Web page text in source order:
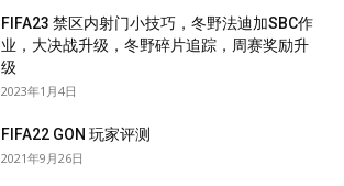
FIFA23 禁区内射门小技巧，冬野法迪加SBC作
业，大决战升级，冬野碎片追踪，周赛奖励升
级
2023年1月4日
FIFA22 GON 玩家评测
2021年9月26日